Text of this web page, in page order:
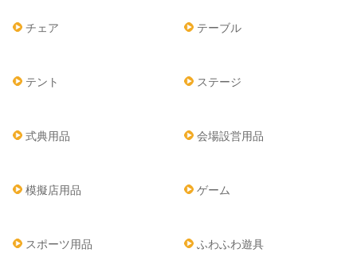
チェア テーブル
テント ステージ
式典用品 会場設営用品
模擬店用品 ゲーム
スポーツ用品 ふわふわ遊具